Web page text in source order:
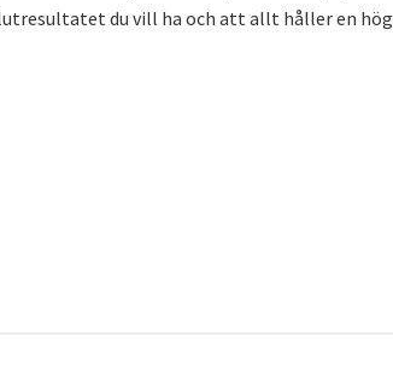
du vill ha och att allt håller en hög